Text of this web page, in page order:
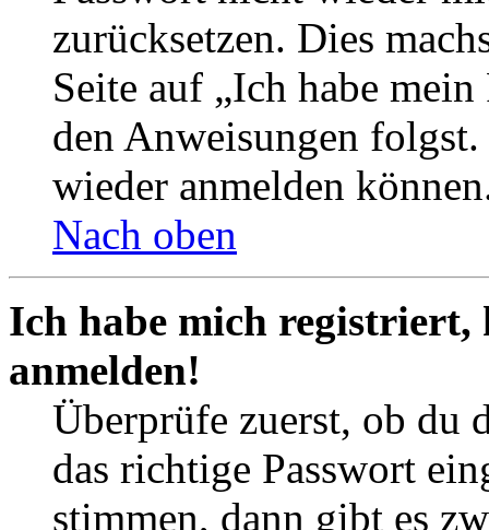
zurücksetzen. Dies
Seite auf „Ich habe
den Anweisungen
wieder anmelden
Nach oben
Ich habe mich
anmelden!
Überprüfe zuerst, ob du
das richtige Passwort
stimmen, dann gibt es